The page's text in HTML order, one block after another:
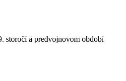
storočí a predvojnovom období